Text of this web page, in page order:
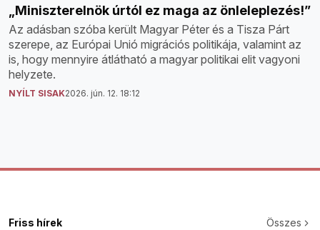
„Miniszterelnök úrtól ez maga az önleleplezés!”
Az adásban szóba került Magyar Péter és a Tisza Párt
szerepe, az Európai Unió migrációs politikája, valamint az
is, hogy mennyire átlátható a magyar politikai elit vagyoni
helyzete.
NYÍLT SISAK2026. jún. 12. 18:12
Friss hírek Összes